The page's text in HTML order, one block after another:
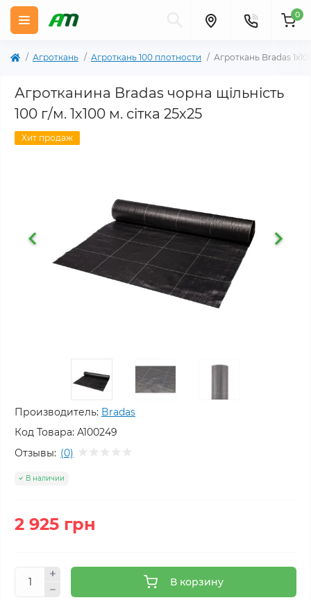
0
Агроткань Агроткань 100 плотности Агроткань Bradas
Агротканина Bradas чорна щільність
100 г/м. 1х100 м. сітка 25х25
Хит продаж
Производитель: Bradas
Код Товара: A100249
Отзывы: (0)
В наличии
2 925 грн
В корзину